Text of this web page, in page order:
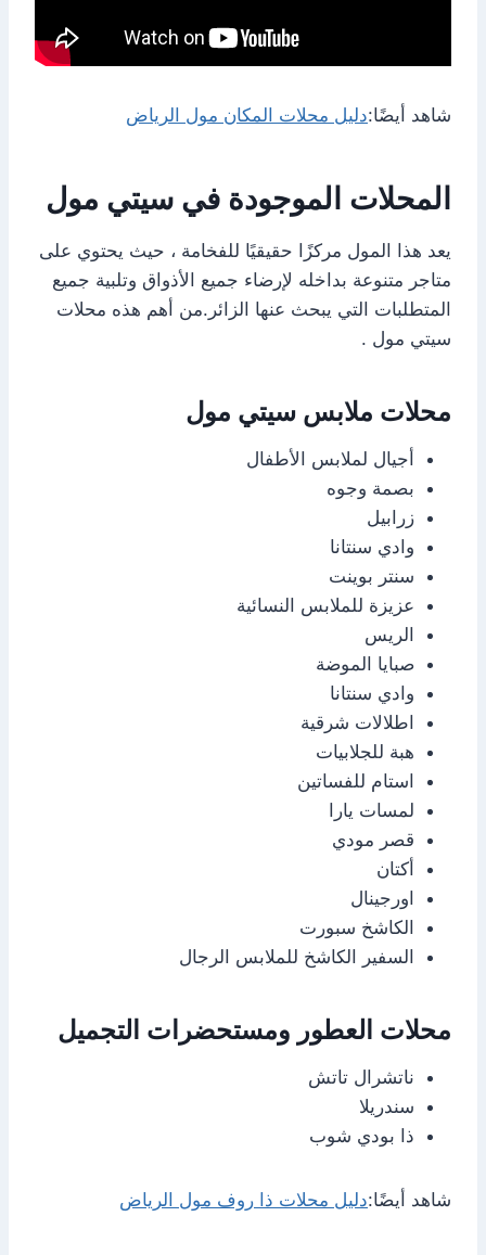
شاهد أيضًا:دليل محلات المكان مول الرياض
المحلات الموجودة في سيتي مول
يعد هذا المول مركزًا حقيقيًا للفخامة ، حيث يحتوي على
متاجر متنوعة بداخله لإرضاء جميع الأذواق وتلبية جميع
المتطلبات التي يبحث عنها الزائر.من أهم هذه محلات
سيتي مول .
محلات ملابس سيتي مول
أجيال لملابس الأطفال
بصمة وجوه
زرابيل
وادي سنتانا
سنتر بوينت
عزيزة للملابس النسائية
الريس
صبايا الموضة
وادي سنتانا
اطلالات شرقية
هبة للجلابيات
استام للفساتين
لمسات يارا
قصر مودي
أكتان
اورجينال
الكاشخ سبورت
السفير الكاشخ للملابس الرجال
محلات العطور ومستحضرات التجميل
ناتشرال تاتش
سندريلا
ذا بودي شوب
شاهد أيضًا:دليل محلات ذا روف مول الرياض